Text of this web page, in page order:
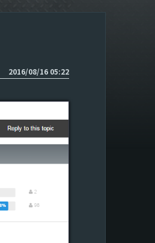
2016/08/16 05:22